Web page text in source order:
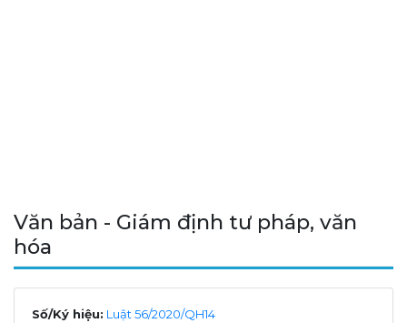
Văn bản - Giám định tư pháp, văn
hóa
Số/Ký hiệu: Luật 56/2020/QH14